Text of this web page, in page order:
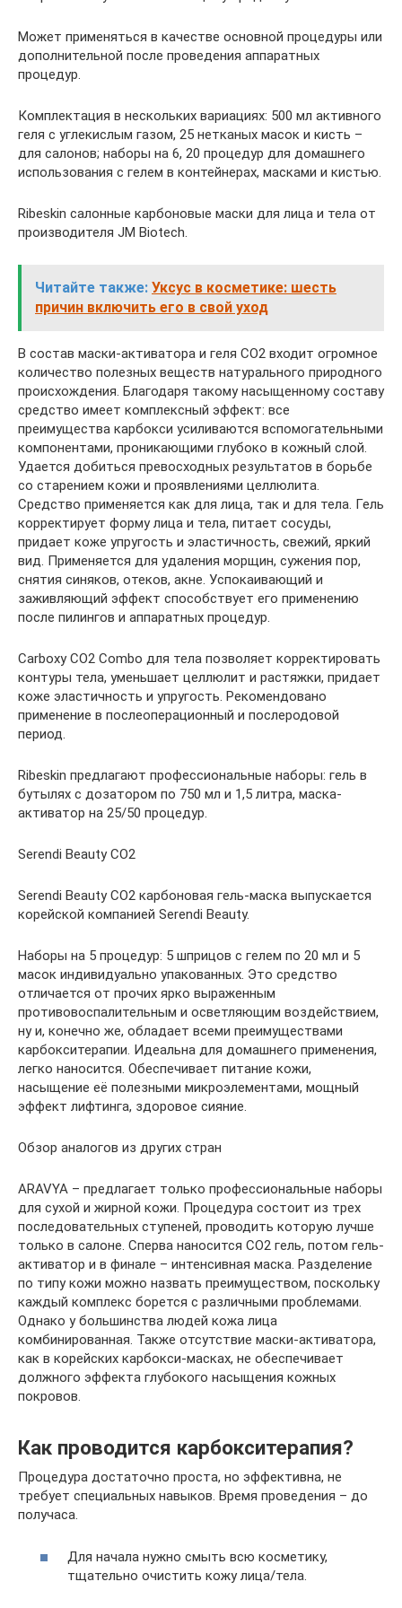
Может применяться в качестве основной процедуры или
дополнительной после проведения аппаратных
процедур.
Комплектация в нескольких вариациях: 500 мл активного
геля с углекислым газом, 25 нетканых масок и кисть –
для салонов; наборы на 6, 20 процедур для домашнего
использования с гелем в контейнерах, масками и кистью.
Ribeskin салонные карбоновые маски для лица и тела от
производителя JM Biotech.
Читайте также: Уксус в косметике: шесть
причин включить его в свой уход
В состав маски-активатора и геля CO2 входит огромное
количество полезных веществ натурального природного
происхождения. Благодаря такому насыщенному составу
средство имеет комплексный эффект: все
преимущества карбокси усиливаются вспомогательными
компонентами, проникающими глубоко в кожный слой.
Удается добиться превосходных результатов в борьбе
со старением кожи и проявлениями целлюлита.
Средство применяется как для лица, так и для тела. Гель
корректирует форму лица и тела, питает сосуды,
придает коже упругость и эластичность, свежий, яркий
вид. Применяется для удаления морщин, сужения пор,
снятия синяков, отеков, акне. Успокаивающий и
заживляющий эффект способствует его применению
после пилингов и аппаратных процедур.
Carboxy CO2 Combo для тела позволяет корректировать
контуры тела, уменьшает целлюлит и растяжки, придает
коже эластичность и упругость. Рекомендовано
применение в послеоперационный и послеродовой
период.
Ribeskin предлагают профессиональные наборы: гель в
бутылях с дозатором по 750 мл и 1,5 литра, маска-
активатор на 25/50 процедур.
Serendi Beauty CO2
Serendi Beauty CO2 карбоновая гель-маска выпускается
корейской компанией Serendi Beauty.
Наборы на 5 процедур: 5 шприцов с гелем по 20 мл и 5
масок индивидуально упакованных. Это средство
отличается от прочих ярко выраженным
противовоспалительным и осветляющим воздействием,
ну и, конечно же, обладает всеми преимуществами
карбокситерапии. Идеальна для домашнего применения,
легко наносится. Обеспечивает питание кожи,
насыщение её полезными микроэлементами, мощный
эффект лифтинга, здоровое сияние.
Обзор аналогов из других стран
ARAVYA – предлагает только профессиональные наборы
для сухой и жирной кожи. Процедура состоит из трех
последовательных ступеней, проводить которую лучше
только в салоне. Сперва наносится CO2 гель, потом гель-
активатор и в финале – интенсивная маска. Разделение
по типу кожи можно назвать преимуществом, поскольку
каждый комплекс борется с различными проблемами.
Однако у большинства людей кожа лица
комбинированная. Также отсутствие маски-активатора,
как в корейских карбокси-масках, не обеспечивает
должного эффекта глубокого насыщения кожных
покровов.
Как проводится карбокситерапия?
Процедура достаточно проста, но эффективна, не
требует специальных навыков. Время проведения – до
получаса.
Для начала нужно смыть всю косметику,
тщательно очистить кожу лица/тела.